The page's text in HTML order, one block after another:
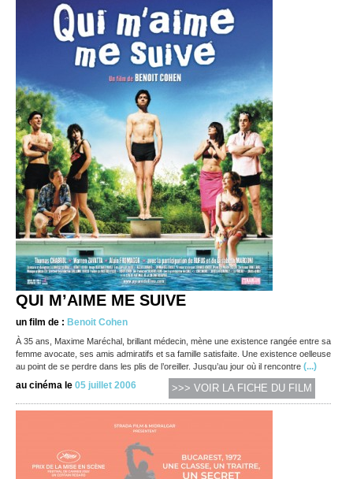
QUI M’AIME ME SUIVE
un film de : Benoit Cohen
À 35 ans, Maxime Maréchal, brillant médecin, mène une existence rangée entre sa
femme avocate, ses amis admiratifs et sa famille satisfaite. Une existence oelleuse
au point de se perdre dans les plis de l’oreiller. Jusqu’au jour où il rencontre (...)
au cinéma le 05 juillet 2006 >>> VOIR LA FICHE DU FILM